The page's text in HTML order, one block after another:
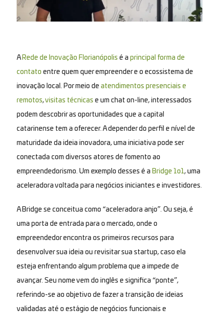
A Rede de Inovação Florianópolis é a principal forma de
contato entre quem quer empreender e o ecossistema de
inovação local. Por meio de atendimentos presenciais e
remotos,visitas técnicas e um chat on-line, interessados
podem descobrir as oportunidades que a capital
catarinense tem a oferecer. A depender do perfil e nível de
maturidade da ideia inovadora, uma iniciativa pode ser
conectada com diversos atores de fomento ao
empreendedorismo. Um exemplo desses é a Bridge 1o1, uma
aceleradora voltada para negócios iniciantes e investidores.
A Bridge se conceitua como “aceleradora anjo”. Ou seja, é
uma porta de entrada para o mercado, onde o
empreendedor encontra os primeiros recursos para
desenvolver sua ideia ou revisitar sua startup, caso ela
esteja enfrentando algum problema que a impede de
avançar. Seu nome vem do inglês e significa “ponte”,
referindo-se ao objetivo de fazer a transição de ideias
validadas até o estágio de negócios funcionais e